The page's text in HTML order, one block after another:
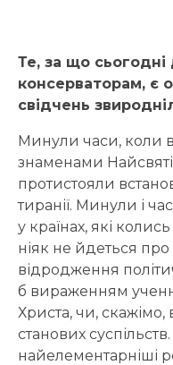
Те, за що
консерваторам, є
свідчень
Минули часи, коли
знаменами
протистояли
тиранії. Минули і
у країнах, які
ніяк не йдеться
відродження
б вираженням
Христа, чи, скажімо,
станових
найелементарніші